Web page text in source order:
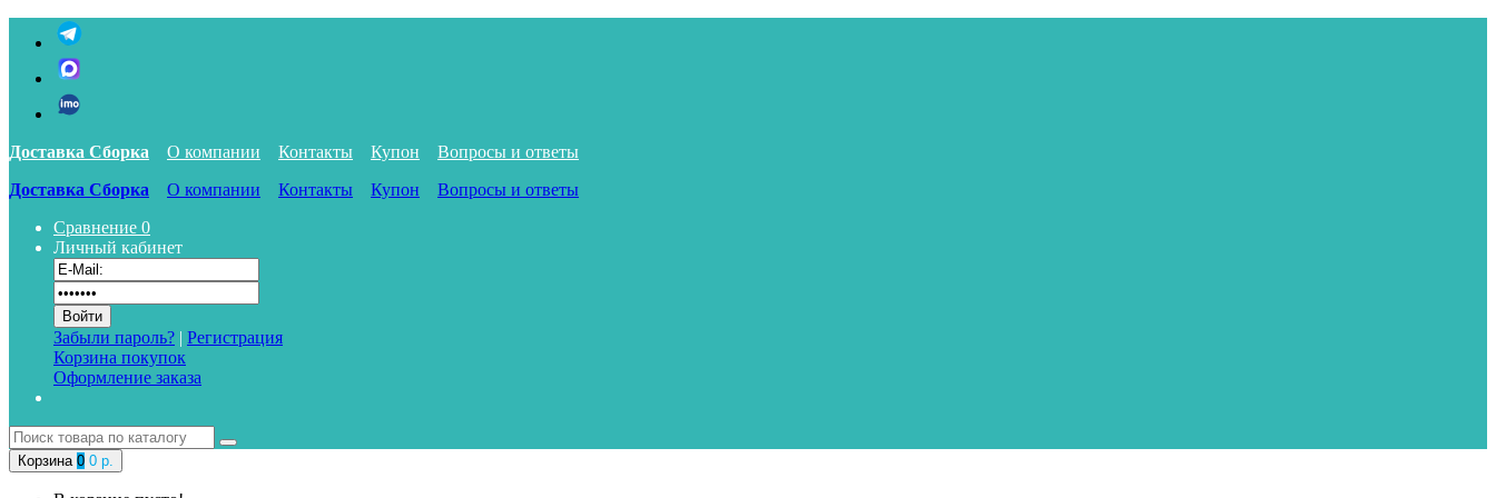
Доставка Сборка О компании Контакты Купон
Вопросы и ответы
Доставка Сборка
О компании Контакты Купон
Вопросы и ответы
Сравнение 0
Личный кабинет
Забыли пароль? | Регистрация
Корзина покупок
Оформление заказа
Корзина 0 0 р.